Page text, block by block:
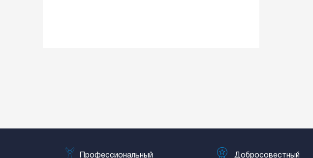
Профессиональный Добросовестный